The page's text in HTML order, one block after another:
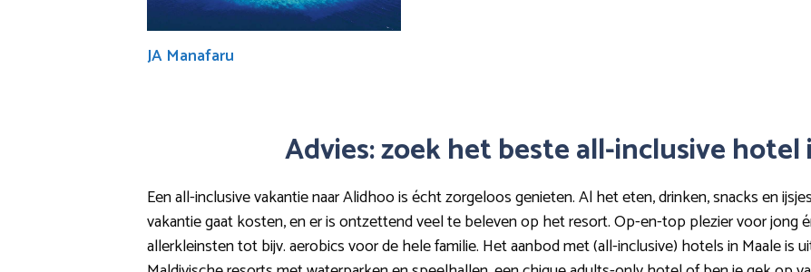
JA Manafaru
Advies: zoek het beste all-inclusive
Een all-inclusive vakantie naar Alidhoo is écht zorgeloos genieten. Al het eten, drinken, snacks en
vakantie gaat kosten, en er is ontzettend veel te beleven op het resort. Op-en-top plezier voor jong
allerkleinsten tot bijv. aerobics voor de hele familie. Het aanbod met (all-inclusive) hotels in Maale is